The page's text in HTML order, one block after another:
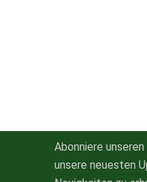
Abonniere
unsere neuesten